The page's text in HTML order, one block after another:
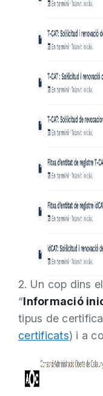
2. Un cop dins
“Informació
tipus de
certificats) i a